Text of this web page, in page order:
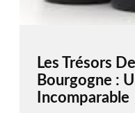
Les Trésors
Bourgogne :
Incomparable